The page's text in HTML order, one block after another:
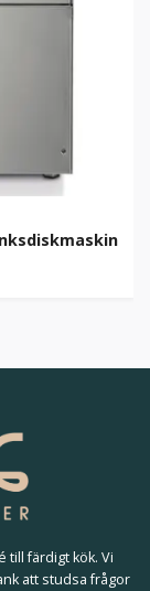
till färdigt kök. Vi
att studsa frågor